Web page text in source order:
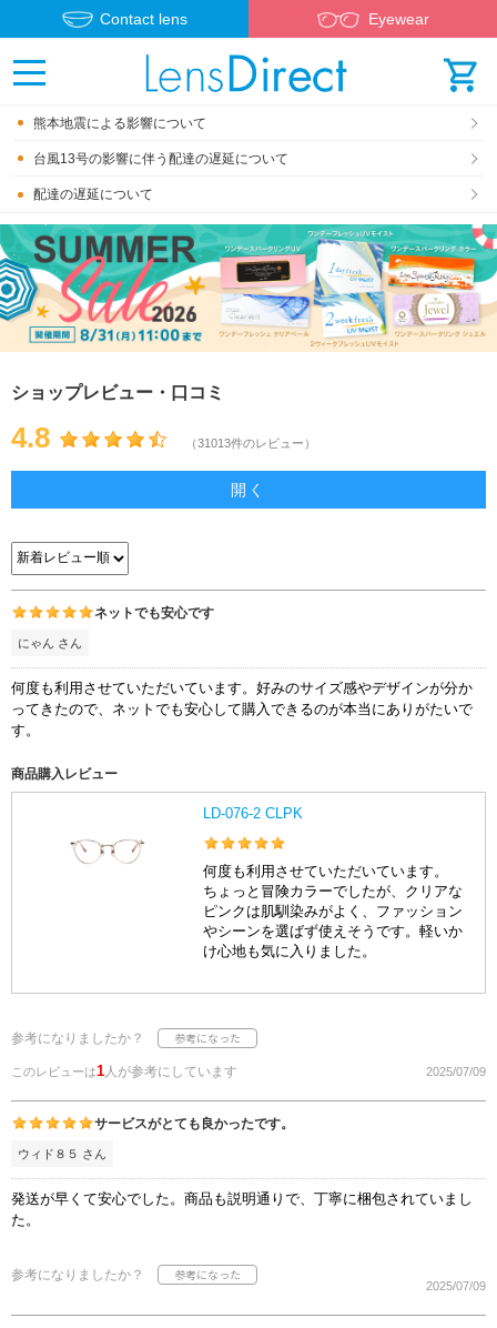
Contact lens Eyewear
熊本地震による影響について
台風13号の影響に伴う配達の遅延について
配達の遅延について
ショップレビュー・口コミ
4.8 （31013件のレビュー）
開く
ネットでも安心です
にゃん さん
何度も利用させていただいています。好みのサイズ感やデザインが分か
ってきたので、ネットでも安心して購入できるのが本当にありがたいで
す。
商品購入レビュー
LD-076-2 CLPK
何度も利用させていただいています。
ちょっと冒険カラーでしたが、クリアな
ピンクは肌馴染みがよく、ファッション
やシーンを選ばず使えそうです。軽いか
け心地も気に入りました。
参考になりましたか？
このレビューは1 人が参考にしています 2025/07/09
サービスがとても良かったです。
ウィド８５ さん
発送が早くて安心でした。商品も説明通りで、丁寧に梱包されていまし
た。
参考になりましたか？
2025/07/09